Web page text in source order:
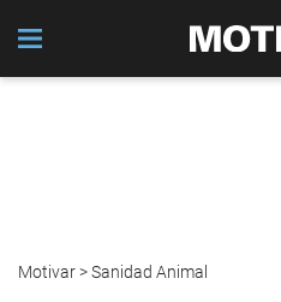
Motivar>Sanidad Animal